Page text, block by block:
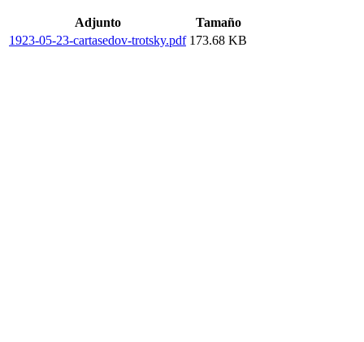
Adjunto
Tamaño
1923-05-23-cartasedov-trotsky.pdf 173.68 KB